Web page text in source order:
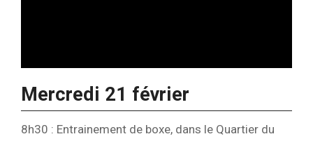
Mercredi 21 février
8h30 : Entrainement de boxe, dans le Quartier du